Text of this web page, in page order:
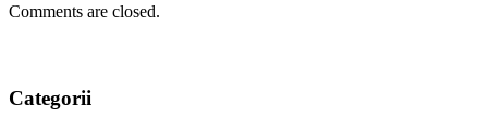
Comments are closed.
Categorii